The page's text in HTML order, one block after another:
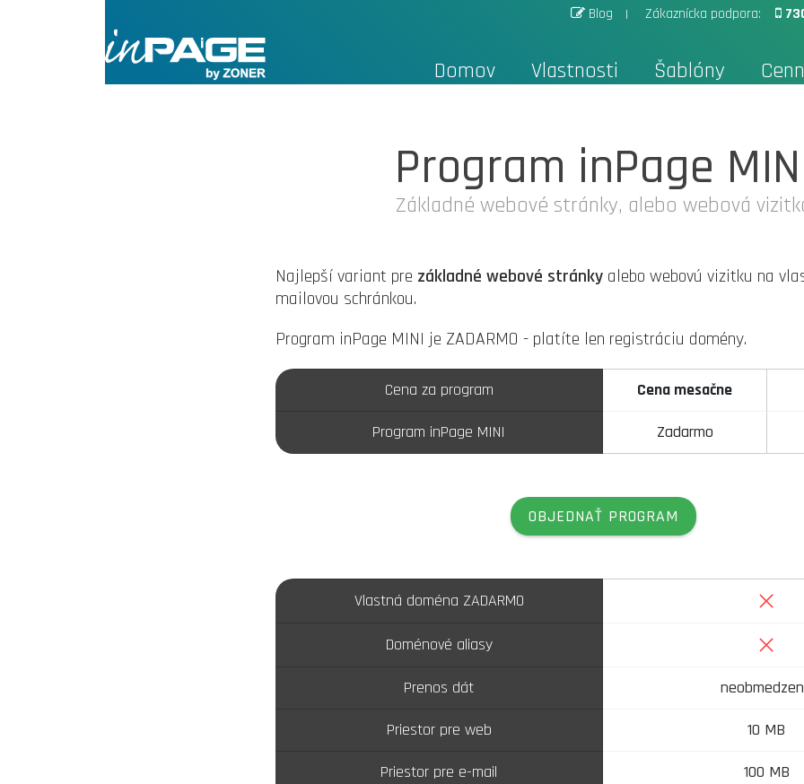
Domov Vlastnosti Šablóny
Blog Zákaznícka podpora:
Program inPage
Základné webové stránky, alebo webová
Najlepší variant pre základné webové stránky alebo webovú vizitku na
mailovou schránkou.
Program inPage MINI je ZADARMO - platíte len registráciu domény.
Cena za program Cena mesačne
Program inPage MINI Zadarmo
OBJEDNAŤ PROGRAM
Vlastná doména ZADARMO Nie
Doménové aliasy Nie
Prenos dát
Priestor pre web 10 MB
Priestor pre e-mail 100 MB